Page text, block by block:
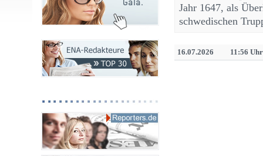
Jahr 1647, als
schwedischen
16.07.2026 11:56 Uhr